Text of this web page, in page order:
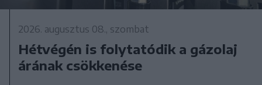
2026. augusztus 08., szombat
Hétvégén is folytatódik a gázolaj
árának csökkenése